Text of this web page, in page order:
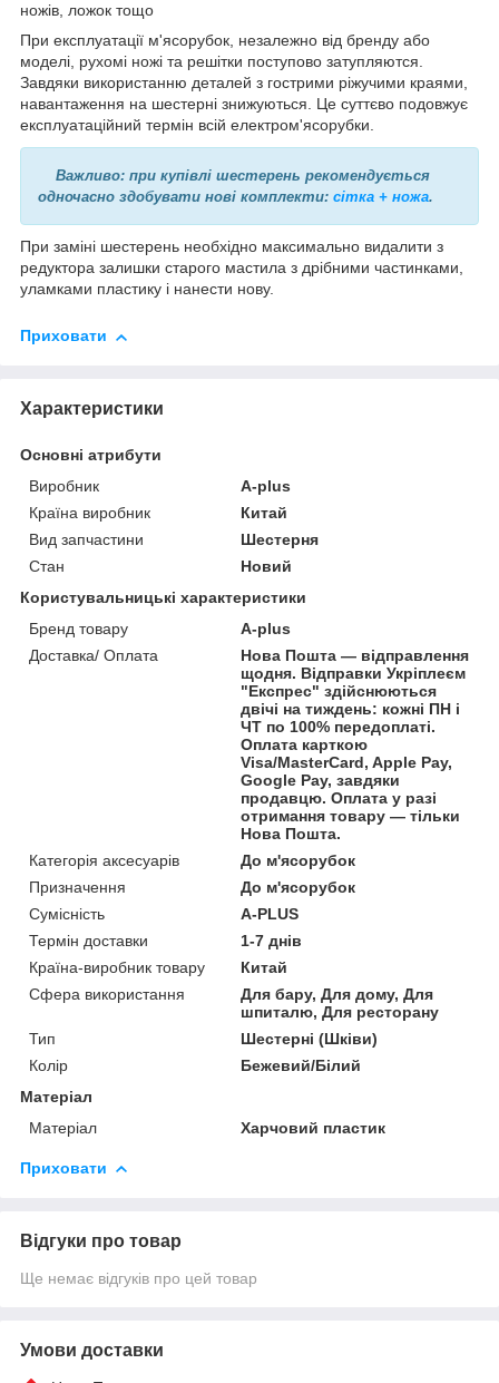
ножів, ложок тощо
При експлуатації м'ясорубок, незалежно від бренду або
моделі, рухомі ножі та решітки поступово затупляются.
Завдяки використанню деталей з гострими ріжучими краями,
навантаження на шестерні знижуються. Це суттєво подовжує
експлуатаційний термін всій електром'ясорубки.
Важливо: при купівлі шестерень рекомендується
одночасно здобувати нові комплекти: сітка + ножа.
При заміні шестерень необхідно максимально видалити з
редуктора залишки старого мастила з дрібними частинками,
уламками пластику і нанести нову.
Приховати
Характеристики
Основні атрибути
Виробник
A-plus
Країна виробник
Китай
Вид запчастини
Шестерня
Стан
Новий
Користувальницькі характеристики
Бренд товару
A-plus
Доставка/ Оплата
Нова Пошта — відправлення
щодня. Відправки Укріплеєм
"Експрес" здійснюються
двічі на тиждень: кожні ПН і
ЧТ по 100% передоплаті.
Оплата карткою
Visa/MasterCard, Apple Pay,
Google Pay, завдяки
продавцю. Оплата у разі
отримання товару — тільки
Нова Пошта.
Категорія аксесуарів
До м'ясорубок
Призначення
До м'ясорубок
Сумісність
A-PLUS
Термін доставки
1-7 днів
Країна-виробник товару
Китай
Сфера використання
Для бару, Для дому, Для
шпиталю, Для ресторану
Тип
Шестерні (Шківи)
Колір
Бежевий/Білий
Матеріал
Матеріал
Харчовий пластик
Приховати
Відгуки про товар
Ще немає відгуків про цей товар
Умови доставки